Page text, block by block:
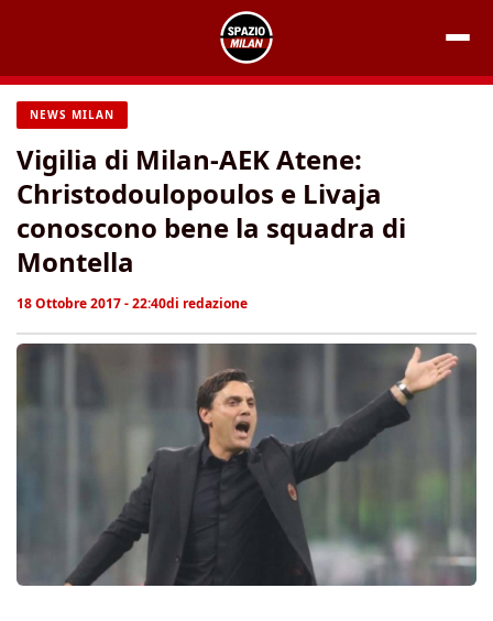
contenuto
NEWS MILAN
Vigilia di Milan-AEK Atene:
Christodoulopoulos e Livaja
conoscono bene la squadra di
Montella
18 Ottobre 2017 - 22:40di redazione